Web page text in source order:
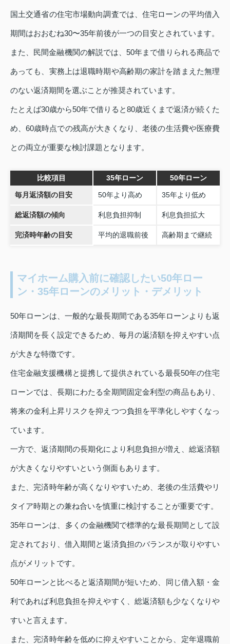
国土交通省の住宅市場動向調査では、住宅ローンの平均借入
期間はおおむね30〜35年前後が一つの目安とされています。
また、民間金融機関の解説では、50年まで借りられる商品で
あっても、実務上は退職時期や高齢期の家計を踏まえた無理
のない返済期間を選ぶことが推奨されています。
たとえば30歳から50年で借りると80歳近くまで返済が続くた
め、60歳時点での残高が大きくなり、老後の生活費や医療費
との両立が重要な検討課題となります。
比較項目 35年ローン 50年ローン
毎月返済額の目安 50年より高め 35年より低め
総返済額の傾向 利息負担抑制 利息負担拡大
完済時年齢の目安 平均的退職前後 高齢期まで継続
マイホーム購入前に確認したい50年ロー
ン・35年ローンのメリット・デメリット
50年ローンは、一般的な最長期間である35年ローンよりも返
済期間を長く設定できるため、毎月の返済額を抑えやすい点
が大きな特徴です。
住宅金融支援機構と提携して提供されている最長50年の住宅
ローンでは、長期にわたる全期間固定金利型の商品もあり、
将来の金利上昇リスクを抑えつつ負担を平準化しやすくなっ
ています。
一方で、返済期間の長期化により利息負担が増え、総返済額
が大きくなりやすいという側面もあります。
また、完済時年齢が高くなりやすいため、老後の生活費やリ
タイア時期との兼ね合いを慎重に検討することが重要です。
35年ローンは、多くの金融機関で標準的な最長期間として設
定されており、借入期間と返済負担のバランスが取りやすい
点がメリットです。
50年ローンと比べると返済期間が短いため、同じ借入額・金
利であれば利息負担を抑えやすく、総返済額も少なくなりや
すいと言えます。
また、完済時年齢を低めに抑えやすいことから、定年退職前